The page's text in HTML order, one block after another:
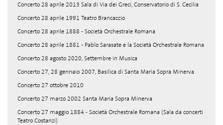
Concerto 28 aprile 2013 Sala di Via dei Greci, Conservatorio di S. Cecilia
Concerto 28 aprile 1991 Teatro Brancaccio
Concerto 28 aprile 1888 - Società Orchestrale Romana
Concerto 28 aprile 1881 - Pablo Sarasate e la Società Orchestrale Romana
Concerto 28 agosto 2020, Settembre in Musica
Concerto 27, 28 gennaio 2007, Basilica di Santa Maria Sopra Minerva
Concerto 27 ottobre 2010
Concerto 27 marzo 2002 Santa Maria Sopra Minerva
Concerto 27 maggio 1884 - Società Orchestrale Romana (Sala da concerti
Teatro Costanzi)